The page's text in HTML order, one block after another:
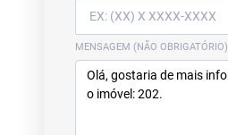
MENSAGEM (NÃO OBRIGATÓRIO)